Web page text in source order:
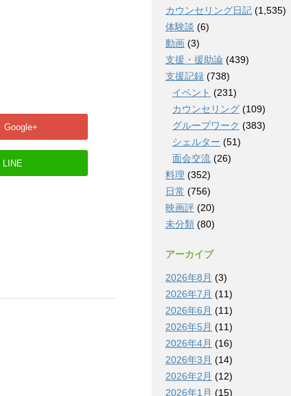
Google+
LINE
カウンセリング日記 (1,535)
体験談 (6)
動画 (3)
支援・援助論 (439)
支援記録 (738)
イベント (231)
カウンセリング (109)
グループワーク (383)
シェルター (51)
面会交流 (26)
料理 (352)
日常 (756)
映画評 (20)
未分類 (80)
アーカイブ
2026年8月 (3)
2026年7月 (11)
2026年6月 (11)
2026年5月 (11)
2026年4月 (16)
2026年3月 (14)
2026年2月 (12)
2026年1月 (15)